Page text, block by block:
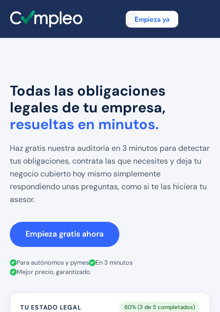
Empieza ya
Todas las obligaciones
legales de tu empresa,
resueltas en minutos.
Haz gratis nuestra auditoría en 3 minutos para detectar
tus obligaciones, contrata las que necesites y deja tu
negocio cubierto hoy mismo simplemente
respondiendo unas preguntas, como si te las hiciera tu
asesor.
Empieza gratis ahora
Para autónomos y pymes
En 3 minutos
Mejor precio, garantizado
TU ESTADO LEGAL 60% (3 de 5 completados)